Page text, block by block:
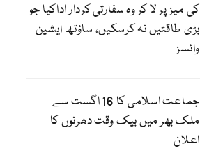
کی میز پر لا کر وہ سفارتی کردار اداکیا جو
بڑی طاقتیں نہ کرسکیں، ساؤتھ ایشین
وائسز
جماعت اسلامی کا 16 اگست سے
ملک بھر میں بیک وقت دھرنوں کا
اعلان